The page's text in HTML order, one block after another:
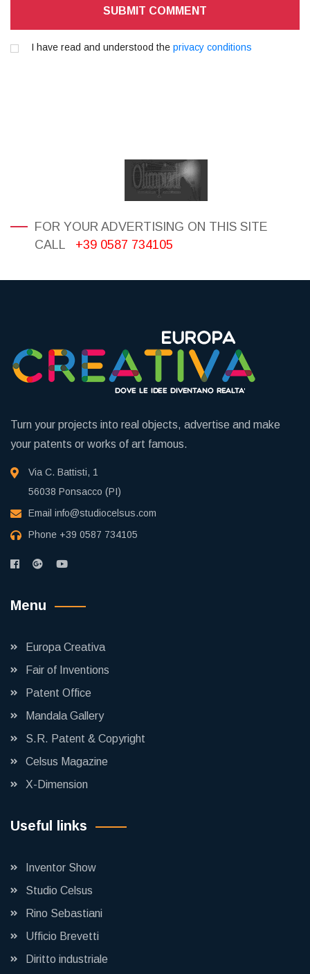
SUBMIT COMMENT
I have read and understood the privacy conditions
FOR YOUR ADVERTISING ON THIS SITE
CALL
+39 0587 734105
Turn your projects into real objects, advertise and make
your patents or works of art famous.
Via C. Battisti, 1
56038 Ponsacco (PI)
Email info@studiocelsus.com
Phone +39 0587 734105
Menu
Europa Creativa
Fair of Inventions
Patent Office
Mandala Gallery
S.R. Patent & Copyright
Celsus Magazine
X-Dimension
Useful links
Inventor Show
Studio Celsus
Rino Sebastiani
Ufficio Brevetti
Diritto industriale